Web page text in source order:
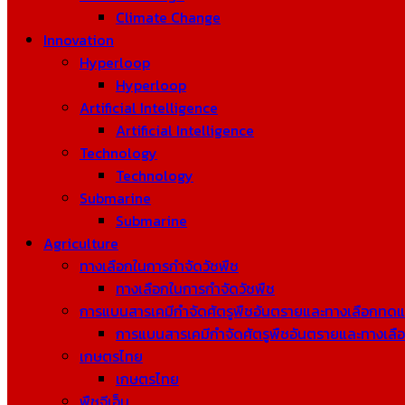
Climate Change
Innovation
Hyperloop
Hyperloop
Artificial Intelligence
Artificial Intelligence
Technology
Technology
Submarine
Submarine
Agriculture
ทางเลือกในการกำจัดวัชพืช
ทางเลือกในการกำจัดวัชพืช
การแบนสารเคมีกำจัดศัตรูพืชอันตรายและทางเลือกทด
การแบนสารเคมีกำจัดศัตรูพืชอันตรายและทางเ
เกษตรไทย
เกษตรไทย